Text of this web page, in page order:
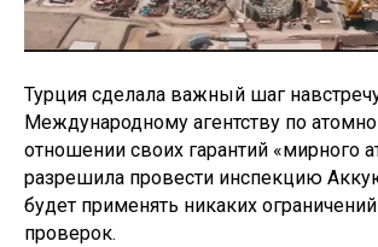
Турция сделала важный шаг
Международному агентству по
отношении своих гарантий «мирного
разрешила провести инспекцию
будет применять никаких
проверок.